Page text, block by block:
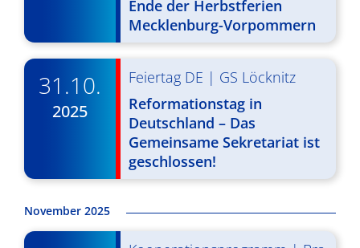
i
c
h
n
,
N
a
n
Ende der Herbstferien
Mecklenburg-Vorpommern
31.10.
2025
Feiertag DE | GS Löcknitz
Reformationstag in
Deutschland – Das
Gemeinsame Sekretariat ist
geschlossen!
November 2025